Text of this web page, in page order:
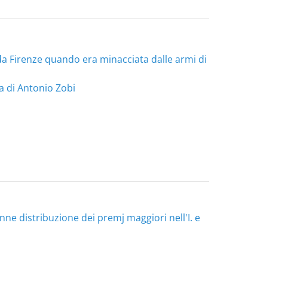
Firenze quando era minacciata dalle armi di
di Antonio Zobi
distribuzione dei premj maggiori nell'I. e